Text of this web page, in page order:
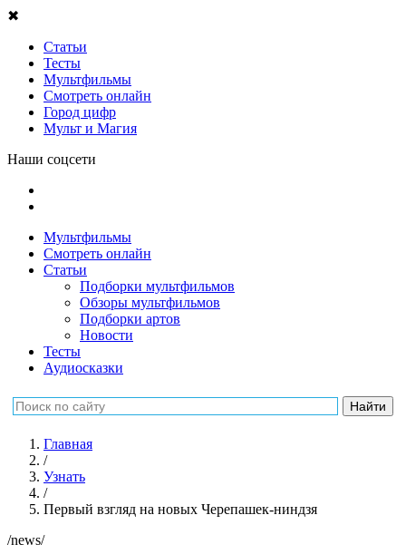
✖
Статьи
Тесты
Мультфильмы
Смотреть онлайн
Город цифр
Мульт и Магия
Наши соцсети
Мультфильмы
Смотреть онлайн
Статьи
Подборки мультфильмов
Обзоры мультфильмов
Подборки артов
Новости
Тесты
Аудиосказки
Главная
/
Узнать
/
Первый взгляд на новых Черепашек-ниндзя
/news/